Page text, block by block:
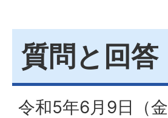
質問と回答
令和5年6月9日（